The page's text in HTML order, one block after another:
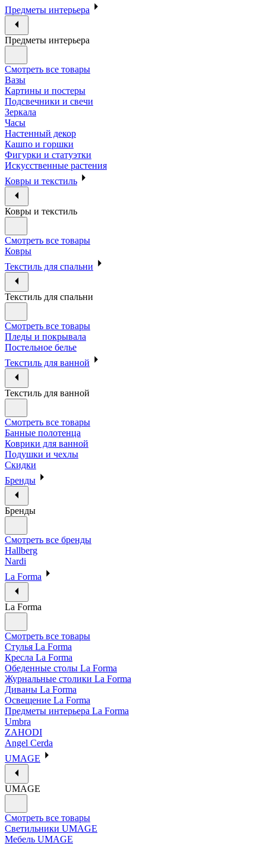
Предметы интерьера
Предметы интерьера
Смотреть все товары
Вазы
Картины и постеры
Подсвечники и свечи
Зеркала
Часы
Настенный декор
Кашпо и горшки
Фигурки и статуэтки
Искусственные растения
Ковры и текстиль
Ковры и текстиль
Смотреть все товары
Ковры
Текстиль для спальни
Текстиль для спальни
Смотреть все товары
Пледы и покрывала
Постельное белье
Текстиль для ванной
Текстиль для ванной
Смотреть все товары
Банные полотенца
Коврики для ванной
Подушки и чехлы
Скидки
Бренды
Бренды
Смотреть все бренды
Hallberg
Nardi
La Forma
La Forma
Смотреть все товары
Стулья La Forma
Кресла La Forma
Обеденные столы La Forma
Журнальные столики La Forma
Диваны La Forma
Освещение La Forma
Предметы интерьера La Forma
Umbra
ZAHODI
Angel Cerda
UMAGE
UMAGE
Смотреть все товары
Светильники UMAGE
Мебель UMAGE